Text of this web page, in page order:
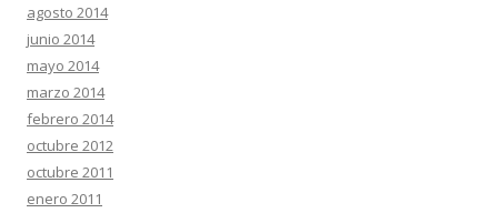
agosto 2014
junio 2014
mayo 2014
marzo 2014
febrero 2014
octubre 2012
octubre 2011
enero 2011